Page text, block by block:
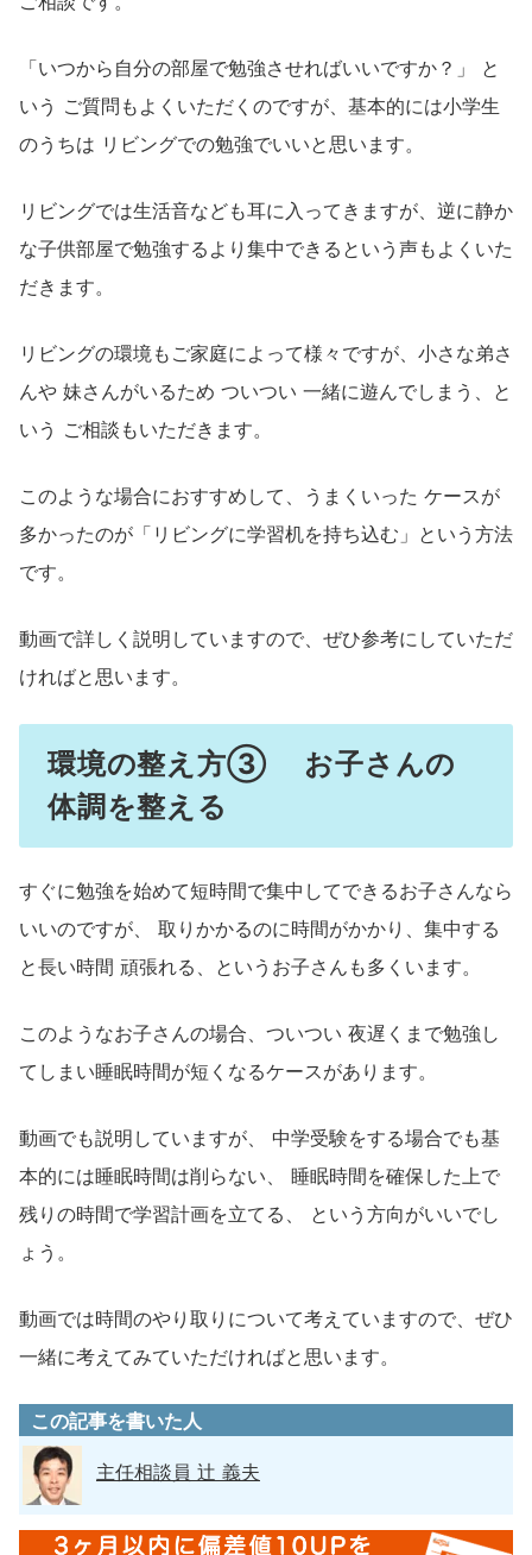
「いつから自分の部屋で勉強させればいいですか？」 と
いう ご質問もよくいただくのですが、基本的には小学生
のうちは リビングでの勉強でいいと思います。
リビングでは生活音なども耳に入ってきますが、逆に静か
な子供部屋で勉強するより集中できるという声もよくいた
だきます。
リビングの環境もご家庭によって様々ですが、小さな弟さ
んや 妹さんがいるため ついつい 一緒に遊んでしまう、と
いう ご相談もいただきます。
このような場合におすすめして、うまくいった ケースが
多かったのが「リビングに学習机を持ち込む」という方法
です。
動画で詳しく説明していますので、ぜひ参考にしていただ
ければと思います。
環境の整え方③ お子さんの
体調を整える
すぐに勉強を始めて短時間で集中してできるお子さんなら
いいのですが、 取りかかるのに時間がかかり、集中する
と長い時間 頑張れる、というお子さんも多くいます。
このようなお子さんの場合、ついつい 夜遅くまで勉強し
てしまい睡眠時間が短くなるケースがあります。
動画でも説明していますが、 中学受験をする場合でも基
本的には睡眠時間は削らない、 睡眠時間を確保した上で
残りの時間で学習計画を立てる、 という方向がいいでし
ょう。
動画では時間のやり取りについて考えていますので、ぜひ
一緒に考えてみていただければと思います。
この記事を書いた人
主任相談員 辻 義夫